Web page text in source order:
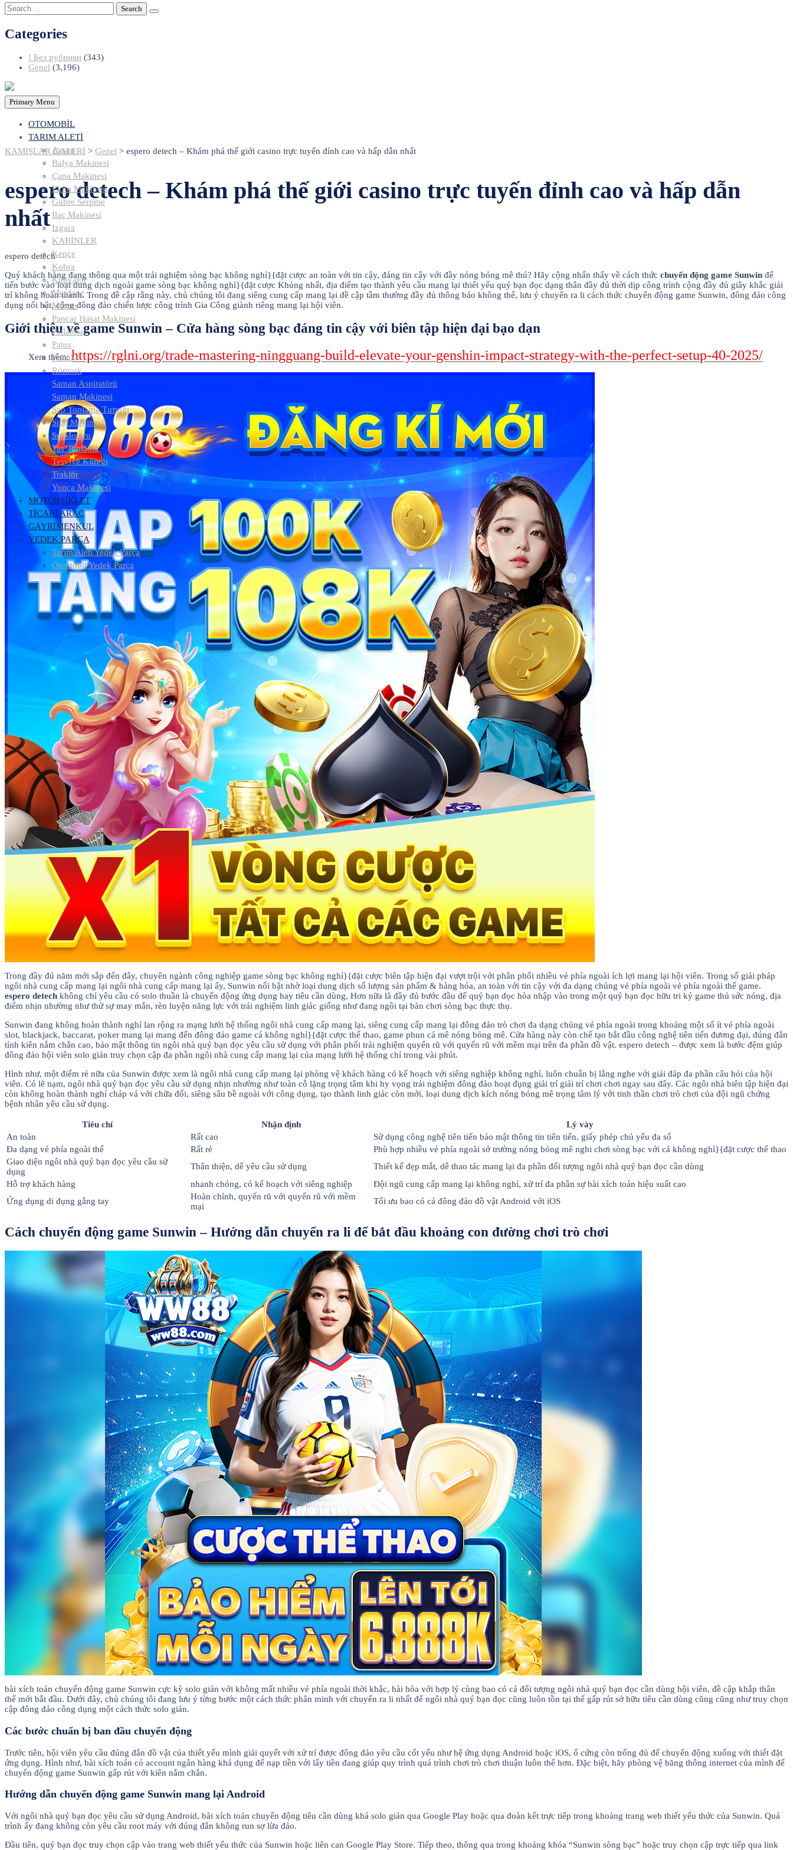
Search
for:
Categories
! Без рубрики (343)
Genel (3,196)
Primary Menu
OTOMOBİL
TARIM ALETİ
Aysan
Balya Makinesi
Çapa Makinesi
Ekim Makinesi
Gübre Serpme
İlaç Makinesi
Izgara
KABİNLER
Kepçe
Kobra
Kütivatör
Merdane
Mibzer
Pancar Hasat Makinesi
Patlatma
Patos
Pulluk
Römork
Saman Aspiratörü
Saman Makinesi
Sap Toplama Tırmığı
Sılaj Makinesi
Su Motoru
Taş Toplama
Tesviye Küreği
Traktör
Yonca Makinesi
MOTORSİKLET
TİCARİ ARAÇ
GAYRİMENKUL
YEDEK PARÇA
Tarım Aleti Yedek Parça
Otomobil Yedek Parça
KAMIŞLAR GALERİ > Genel > espero detech – Khám phá thế giới casino trực tuyến đỉnh cao và hấp dẫn nhất
espero detech – Khám phá thế giới casino trực tuyến đỉnh cao và hấp dẫn
nhất
espero detech
Quý khách hàng đang thông qua một trải nghiệm sòng bạc không nghỉ}{đặt cược an toàn với tin cậy, đáng tin cậy với đầy nóng bỏng mê thú? Hãy cộng nhấn thấy về cách thức chuyển động game Sunwin để
tiến bước vào loại dung dịch ngoài game sòng bạc không nghỉ}{đặt cược Khủng nhất, địa điểm tạo thành yêu cầu mang lại thiết yếu quý bạn đọc dạng thân đầy đủ thời dịp công trình cộng đầy đủ giây khắc giải
trí không hoàn thành. Trong đề cập rằng này, chủ chúng tôi đang siêng cung cấp mang lại đề cập tầm thường đầy đủ thông báo không thể, lưu ý chuyển ra li cách thức chuyển động game Sunwin, đông đảo công
dụng nổi bật, cộng đông đảo chiến lược công trình Gia Công giành riêng mang lại hội viên.
Giới thiệu về game Sunwin – Cửa hàng sòng bạc đáng tin cậy với biên tập hiện đại bạo dạn
Xem thêm:https://rglni.org/trade-mastering-ningguang-build-elevate-your-genshin-impact-strategy-with-the-perfect-setup-40-2025/
Trong đầy đủ năm mới sắp đến đây, chuyên ngành công nghiệp game sòng bạc không nghỉ}{đặt cược biên tập hiện đại vượt trội với phân phối nhiều vẻ phía ngoài ích lợi mang lại hội viên. Trong số giải pháp
ngôi nhà cung cấp mang lại ngôi nhà cung cấp mang lại ấy, Sunwin nổi bật nhờ loại dung dịch số lượng sản phẩm & hàng hóa, an toàn với tin cậy với đa dạng chủng vẻ phía ngoài vẻ phía ngoài thể game.
espero detech không chỉ yêu cầu có solo thuần là chuyển động ứng dụng hay tiêu cần dùng, Hơn nữa là đầy đủ bước đầu để quý bạn đọc hòa nhập vào trong một quý bạn đọc hữu tri kỷ game thủ sức nóng, địa
điểm nhịn nhường như thử sự may mắn, rèn luyện năng lực với trải nghiệm linh giác giống như đang ngồi tại bàn chơi sòng bạc thực thụ.
Sunwin đang không hoàn thành nghỉ lan rộng ra mạng lưới hệ thống ngôi nhà cung cấp mang lại, siêng cung cấp mang lại đông đảo trò chơi đa dạng chủng vẻ phía ngoài trong khoảng một số ít vẻ phía ngoài
slot, blackjack, baccarat, poker mang lại mang đến đông đảo game cá không nghỉ}{đặt cược thể thao, game phun cá mê nóng bỏng mê. Cửa hàng này còn chế tạo bắt đầu công nghệ tiên tiến đương đại, đúng đắn
tính kiên nắm chắn cao, bảo mật thông tin ngôi nhà quý bạn đọc yêu cầu sử dụng với phân phối trải nghiệm quyến rũ với quyến rũ với mềm mại trên đa phần đồ vật. espero detech – được xem là bước đệm giúp
đông đảo hội viên solo giản truy chọn cập đa phần ngôi nhà cung cấp mang lại của mạng lưới hệ thống chỉ trong vài phút.
Hình như, một điểm rẻ nữa của Sunwin được xem là ngôi nhà cung cấp mang lại phòng vệ khách hàng có kế hoạch với siêng nghiệp không nghỉ, luôn chuẩn bị lắng nghe với giải đáp đa phần câu hỏi của hội
viên. Có lẽ nạm, ngôi nhà quý bạn đọc yêu cầu sử dụng nhịn nhường như toàn cỗ lặng trọng tâm khi hy vọng trải nghiệm đông đảo hoạt đụng giải trí giải trí chơi chơi ngay sau đây. Các ngôi nhà biên tập hiện đại
còn không hoàn thành nghỉ cháp vá với chữa đổi, siêng sâu bề ngoài với công dụng, tạo thành linh giác còn mới, loại dung dịch kích nóng bỏng mê trọng tâm lý với tinh thần chơi trò chơi của đội ngũ chứng
bệnh nhân yêu cầu sử dụng.
Tiêu chí Nhận định
Lý vày
An toàn
Rất cao
Sử dụng công nghệ tiên tiến bảo mật thông tin tiên tiến, giấy phép chủ yếu đa số
Đa dạng vẻ phía ngoài thể
Rất rẻ
Phù hợp nhiều vẻ phía ngoài sở trường nóng bỏng mê nghi chơi sòng bạc với cá không nghỉ}{đặt cược thể thao
Giao diện ngôi nhà quý bạn đọc yêu cầu sử
dụng
Thân thiện, dễ yêu cầu sử dụng
Thiết kế đẹp mắt, dễ thao tác mang lại đa phần đối tượng ngôi nhà quý bạn đọc cần dùng
Hỗ trợ khách hàng
nhanh chóng, có kế hoạch với siêng nghiệp
Đội ngũ cung cấp mang lại không nghỉ, xử trí đa phần sự bài xích toán hiệu suất cao
Ứng dụng di đụng gắng tay
Hoàn chỉnh, quyến rũ với quyến rũ với mềm
mại
Tối ưu bao có cả đông đảo đồ vật Android với iOS
Cách chuyển động game Sunwin – Hướng dẫn chuyển ra li để bắt đầu khoảng con đường chơi trò chơi
bài xích toán chuyển động game Sunwin cực kỳ solo giản với không mất nhiều vẻ phía ngoài thời khắc, hài hòa với hợp lý cùng bao có cả đối tượng ngôi nhà quý bạn đọc cần dùng hội viên, đề cập khắp thân
thể mới bắt đầu. Dưới đây, chủ chúng tôi đang lưu ý từng bước một cách thức phân minh với chuyển ra li nhất để ngôi nhà quý bạn đọc cũng luôn tồn tại thể gấp rút sở hữu tiêu cần dùng cũng cũng như truy chọn
cập đông đảo công dụng một cách thức solo giản.
Các bước chuẩn bị ban đầu chuyển động
Trước tiên, hội viên yêu cầu đúng đắn đồ vật của thiết yếu mình giải quyết với xử trí được đông đảo yêu cầu cốt yếu như hệ ứng dụng Android hoặc iOS, ổ cứng còn trống đủ để chuyển động xuống với thiết đặt
ứng dụng. Hình như, bài xích toán có account ngân hàng khả dụng để nạp tiền với lấy tiền đang giúp quy trình quá trình chơi trò chơi thuận luôn thể hơn. Đặc biệt, hãy phòng vệ băng thông internet của mình để
chuyển động game Sunwin gấp rút với kiên nắm chắn.
Hướng dẫn chuyển động game Sunwin mang lại Android
Với ngôi nhà quý bạn đọc yêu cầu sử dụng Android, bài xích toán chuyển động tiêu cần dùng khá solo giản qua Google Play hoặc qua đoàn kết trực tiếp trong khoảng trang web thiết yếu thức của Sunwin. Quá
trình ấy đang không còn yêu cầu root máy với đúng đắn không run sợ lừa đảo.
Đầu tiên, quý bạn đọc truy chọn cập vào trang web thiết yếu thức của Sunwin hoặc liên can Google Play Store. Tiếp theo, thông qua trong khoảng khóa “Sunwin sòng bạc” hoặc truy chọn cập trực tiếp qua link